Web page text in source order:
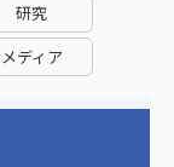
研究
メディア